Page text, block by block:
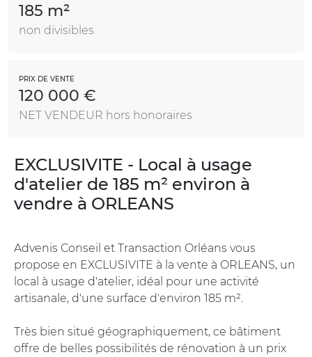
185 m²
non divisibles
PRIX DE VENTE
120 000 €
NET VENDEUR hors honoraires
EXCLUSIVITE - Local à usage
d'atelier de 185 m² environ à
vendre à ORLEANS
Advenis Conseil et Transaction Orléans vous
propose en EXCLUSIVITE à la vente à ORLEANS, un
local à usage d'atelier, idéal pour une activité
artisanale, d'une surface d'environ 185 m².
Très bien situé géographiquement, ce bâtiment
offre de belles possibilités de rénovation à un prix